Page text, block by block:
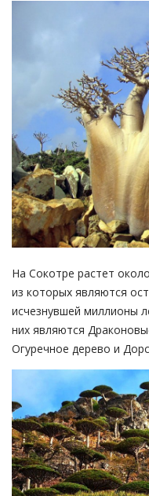
На Сокотре растет
из которых являются
исчезнувшей миллионы
них являются
Огуречное дерево и